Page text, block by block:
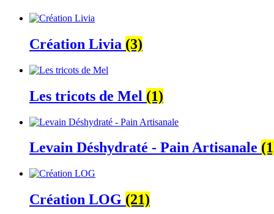
Création Livia (3)
Les tricots de Mel (1)
Levain Déshydraté - Pain Artisanale
Création LOG (21)